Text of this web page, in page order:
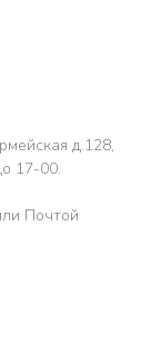
д.128,
17-00.
Почтой